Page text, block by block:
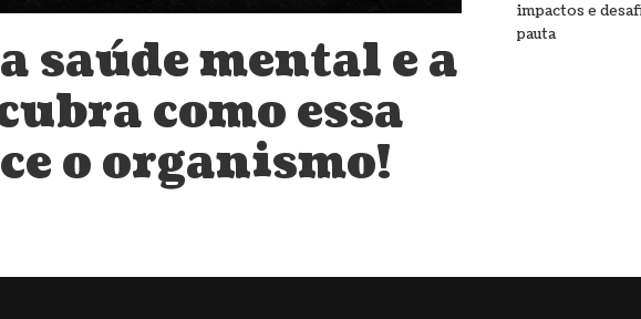
saúde mental e a
como essa
o organismo!
impactos e
pauta